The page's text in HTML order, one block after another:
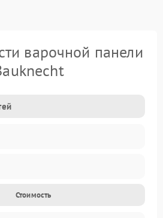
варочной панели
Стоимость